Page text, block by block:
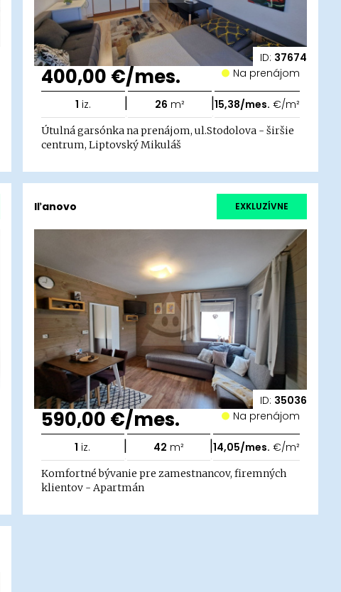
ID: 37674
400,00 €/mes. Na prenájom
1 iz. | 26 m² |15,38/mes. €/m²
Útulná garsónka na prenájom, ul.Stodolova - širšie
centrum, Liptovský Mikuláš
ID: 35036
Iľanovo EXKLUZÍVNE
590,00 €/mes. Na prenájom
1 iz. | 42 m² |14,05/mes. €/m²
Komfortné bývanie pre zamestnancov, firemných
klientov - Apartmán